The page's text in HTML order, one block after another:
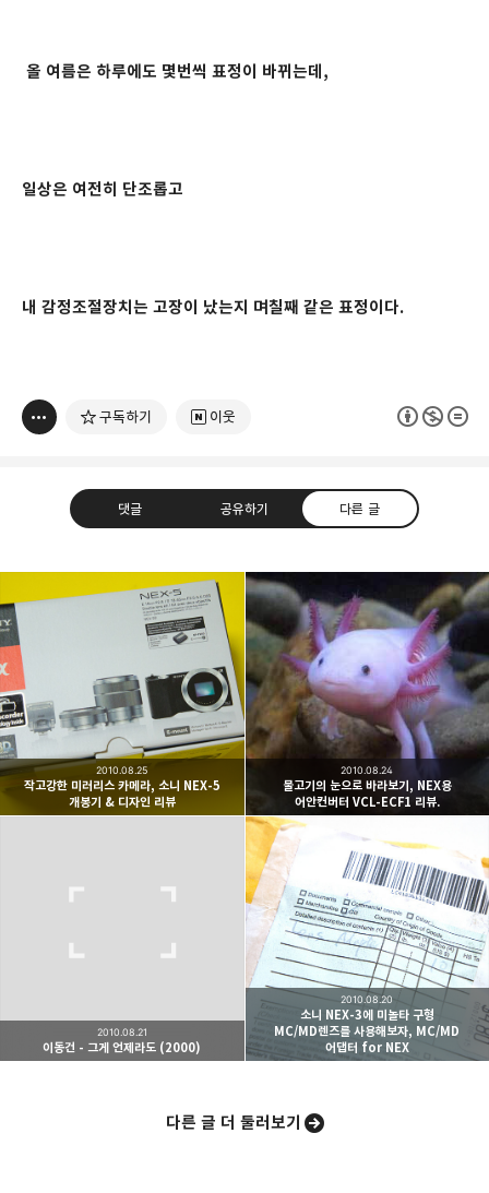
올 여름은 하루에도 몇번씩 표정이 바뀌는데,
일상은 여전히 단조롭고
내 감정조절장치는 고장이 났는지 며칠째 같은 표정이다.
구독하기 이웃
댓글 공유하기 다른 글
여행하고 사진을 찍습니다. 생각을 덧붙입니다.
구독하기
카카오톡 라인 트위터
네이버 블로그
작고강한 미러리스 카메라, 소니 NEX-5
개봉기 & 디자인 리뷰
2010.08.25
물고기의 눈으로 바라보기, NEX용
어안컨버터 VCL-ECF1 리뷰.
2010.08.24
이동건 - 그게 언제라도 (2000)
2010.08.21
소니 NEX-3에 미놀타 구형
MC/MD렌즈를 사용해보자, MC/MD
어댑터 for NEX
2010.08.20
다른 글 더 둘러보기